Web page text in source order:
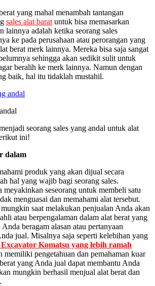
yang mahal menambah tantangan
sales alat barat untuk bisa memasarkan
lainnya adalah ketika seorang sales
ke pada perusahaan atau perorangan yang
berat merk lainnya. Mereka bisa saja sangat
sehingga akan sedikit sulit untuk
beralih ke merk lainnya. Namun dengan
baik, hal itu tidaklah mustahil.
seorang sales yang andal untuk alat
ini!
dalam
produk yang akan dijual secara
hal yang wajib bagi seorang sales.
meyakinkan seseorang untuk membeli satu
menguasai dan memahami alat tersebut.
saat melakukan penjualan Anda akan
atau berpengalaman dalam alat berat yang
beragam alasan atau pertanyaan
jual. Misalnya saja seperti kelebihan yang
Komatsu yang lebih ramah
memiliki pengetahuan dan pemahaman kuar
yang Anda jual dapat membantu Anda
mungkin berhasil menjual alat berat dan